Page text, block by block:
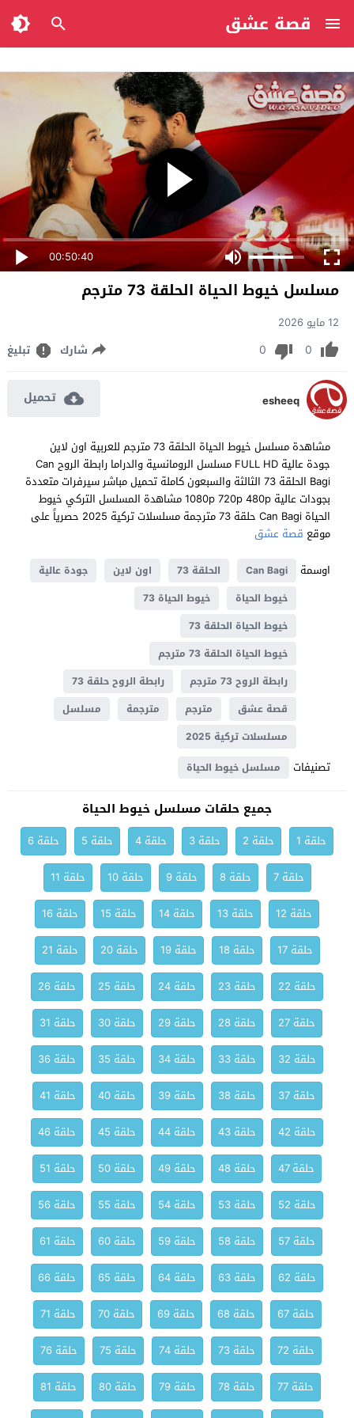
قصة عشق
00:50:40
مسلسل خيوط الحياة الحلقة 73 مترجم
12 مايو 2026
0
0 شارك تبليغ
esheeq تحميل
مشاهدة مسلسل خيوط الحياة الحلقة 73 مترجم للعربية اون لاين
جودة عالية FULL HD مسلسل الرومانسية والدراما رابطة الروح Can
Bagi الحلقة 73 الثالثة والسبعون كاملة تحميل مباشر سيرفرات متعددة
بجودات عالية 1080p 720p 480p مشاهدة المسلسل التركي خيوط
الحياة Can Bagi حلقة 73 مترجمة مسلسلات تركية 2025 حصرياً على
موقع قصة عشق
اوسمة
Can Bagi الحلقة 73 اون لاين
جودة عالية
خيوط الحياة
خيوط الحياة 73
خيوط الحياة الحلقة 73
خيوط الحياة الحلقة 73 مترجم
رابطة الروح 73 مترجم
رابطة الروح حلقة 73
قصة عشق
مترجم مترجمة
مسلسل
مسلسلات تركية 2025
تصنيفات مسلسل خيوط الحياة
جميع حلقات مسلسل خيوط الحياة
حلقة 1 حلقة 2 حلقة 3 حلقة 4 حلقة 5
حلقة 6
حلقة 7
حلقة 8 حلقة 9 حلقة 10
حلقة 11
حلقة 12
حلقة 13 حلقة 14 حلقة 15
حلقة 16
حلقة 17
حلقة 18 حلقة 19 حلقة 20
حلقة 21
حلقة 22
حلقة 23 حلقة 24 حلقة 25
حلقة 26
حلقة 27
حلقة 28 حلقة 29 حلقة 30
حلقة 31
حلقة 32
حلقة 33 حلقة 34 حلقة 35
حلقة 36
حلقة 37
حلقة 38 حلقة 39 حلقة 40
حلقة 41
حلقة 42
حلقة 43 حلقة 44 حلقة 45
حلقة 46
حلقة 47
حلقة 48 حلقة 49 حلقة 50
حلقة 51
حلقة 52
حلقة 53 حلقة 54 حلقة 55
حلقة 56
حلقة 57
حلقة 58 حلقة 59 حلقة 60
حلقة 61
حلقة 62
حلقة 63 حلقة 64 حلقة 65
حلقة 66
حلقة 67
حلقة 68 حلقة 69 حلقة 70
حلقة 71
حلقة 72
حلقة 73 حلقة 74 حلقة 75
حلقة 76
حلقة 77
حلقة 78 حلقة 79 حلقة 80
حلقة 81